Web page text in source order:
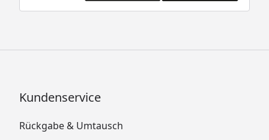
Kundenservice
Rückgabe & Umtausch